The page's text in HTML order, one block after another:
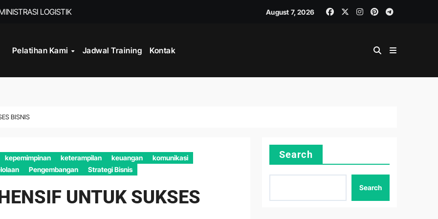
LOGISTIK
DOKUMEN PERUSAHAAN
August 7, 2026
Pelatihan Kami Jadwal Training Kontak
BISNIS
kepemimpinan keterampilan keuangan
komunikasi
Pengembangan Strategi Bisnis
UNTUK SUKSES
Search
Search